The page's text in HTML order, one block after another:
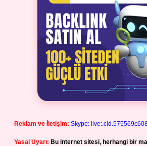
Reklam ve İletişim: Skype:
Yasal Uyarı: Bu internet sitesi, herhangi bir